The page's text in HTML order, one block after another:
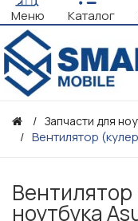
Меню Каталог
Запчасти для
Вентилятор
ноутбука